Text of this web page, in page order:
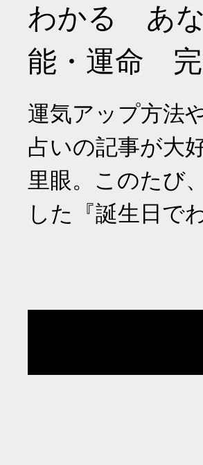
わかる あな
能・運命 完
運気アップ方法
占いの記事が大
里眼。このたび
した『誕生日